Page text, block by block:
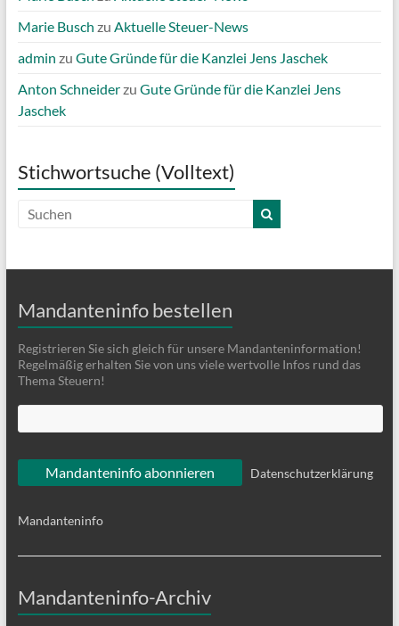
Marie Busch zu Aktuelle Steuer-News
admin zu Gute Gründe für die Kanzlei Jens Jaschek
Anton Schneiderzu Gute Gründe für die Kanzlei Jens
Jaschek
Stichwortsuche (Volltext)
Mandanteninfo bestellen
Registrieren Sie sich gleich für unsere Mandanteninformation!
Regelmäßig erhalten Sie von uns viele wertvolle Infos rund das
Thema Steuern!
Datenschutzerklärung
Mandanteninfo
Mandanteninfo-Archiv